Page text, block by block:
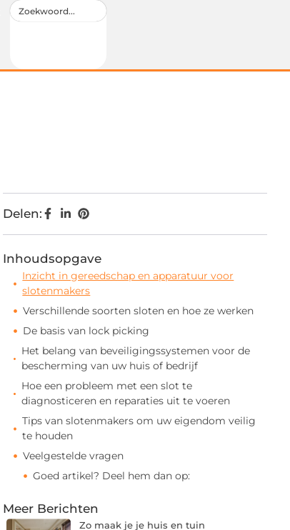
Delen:
Inhoudsopgave
Inzicht in gereedschap en apparatuur voor
slotenmakers
Verschillende soorten sloten en hoe ze werken
De basis van lock picking
Het belang van beveiligingssystemen voor de
bescherming van uw huis of bedrijf
Hoe een probleem met een slot te
diagnosticeren en reparaties uit te voeren
Tips van slotenmakers om uw eigendom veilig
te houden
Veelgestelde vragen
Goed artikel? Deel hem dan op:
Meer Berichten
Zo maak je je huis en tuin